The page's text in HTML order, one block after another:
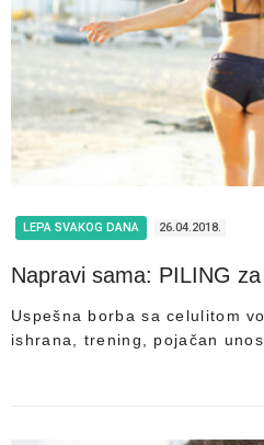
LEPA SVAKOG DANA 26.04.2018.
Napravi sama: PILING
Uspešna borba sa celulitom
ishrana, trening, pojačan